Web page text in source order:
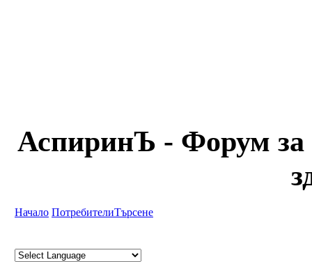
АспиринЪ - Форум за
Начало ПотребителиТърсене